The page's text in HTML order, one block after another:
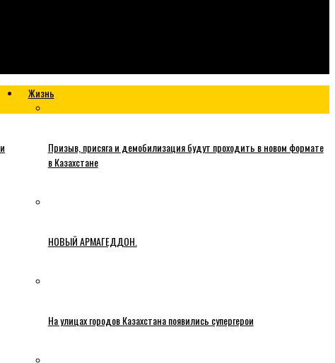
Жизнь
Призыв, присяга и демобилизация будут проходить в новом формате
в Казахстане
НОВЫЙ АРМАГЕДДОН.
На улицах городов Казахстана появились супергерои